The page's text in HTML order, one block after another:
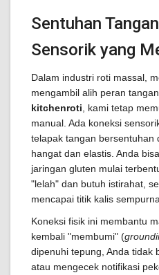
Sentuhan
Sensorik yang
Dalam industri roti massal,
mengambil alih peran
kitchenroti , kami tetap
manual. Ada koneksi
telapak tangan bersentuhan
hangat dan elastis. Anda
jaringan gluten mulai
"lelah" dan butuh istirahat,
mencapai titik kalis sempurna.
Koneksi fisik ini membantu
kembali "membumi" (
dipenuhi tepung, Anda tidak
atau mengecek notifikasi